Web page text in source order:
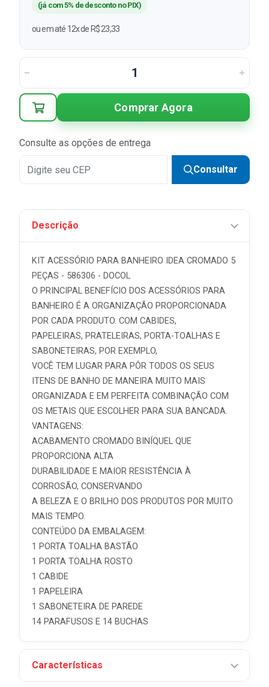
(já com 5% de desconto no PIX)
ou em até 12x de R$ 23,33
Comprar Agora
Consulte as opções de entrega
Consultar
Descrição
KIT ACESSÓRIO PARA BANHEIRO IDEA CROMADO 5
PEÇAS - 586306 - DOCOL
O PRINCIPAL BENEFÍCIO DOS ACESSÓRIOS PARA
BANHEIRO É A ORGANIZAÇÃO PROPORCIONADA
POR CADA PRODUTO. COM CABIDES,
PAPELEIRAS, PRATELEIRAS, PORTA-TOALHAS E
SABONETEIRAS, POR EXEMPLO,
VOCÊ TEM LUGAR PARA PÔR TODOS OS SEUS
ITENS DE BANHO DE MANEIRA MUITO MAIS
ORGANIZADA E EM PERFEITA COMBINAÇÃO COM
OS METAIS QUE ESCOLHER PARA SUA BANCADA.
VANTAGENS:
ACABAMENTO CROMADO BINÍQUEL QUE
PROPORCIONA ALTA
DURABILIDADE E MAIOR RESISTÊNCIA À
CORROSÃO, CONSERVANDO
A BELEZA E O BRILHO DOS PRODUTOS POR MUITO
MAIS TEMPO.
CONTEÚDO DA EMBALAGEM:
1 PORTA TOALHA BASTÃO
1 PORTA TOALHA ROSTO
1 CABIDE
1 PAPELEIRA
1 SABONETEIRA DE PAREDE
14 PARAFUSOS E 14 BUCHAS
Características